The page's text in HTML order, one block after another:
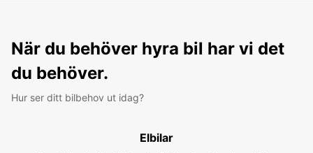
När du behöver hyra bil har vi det
du behöver.
Hur ser ditt bilbehov ut idag?
Elbilar